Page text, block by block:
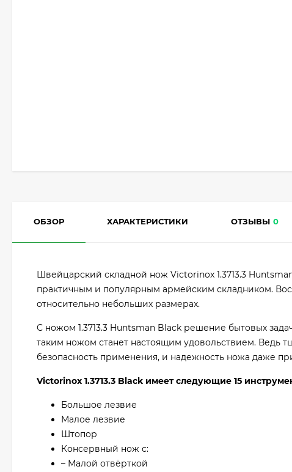
ОБЗОР ХАРАКТЕРИСТИКИ ОТЗЫВЫ 0
Швейцарский складной нож Victorinox 1.3713.3
практичным и популярным армейским складником.
относительно небольших размерах.
С ножом 1.3713.3 Huntsman Black решение бытовых
таким ножом станет настоящим удовольствием. Ведь
безопасность применения, и надежность ножа даже
Victorinox 1.3713.3 Black имеет следующие 15
Большое лезвие
Малое лезвие
Штопор
Консервный нож с:
– Малой отвёрткой